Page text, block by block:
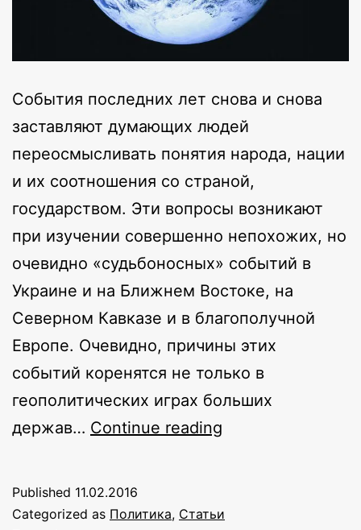
События последних лет снова и снова
заставляют думающих людей
переосмысливать понятия народа, нации
и их соотношения со страной,
государством. Эти вопросы возникают
при изучении совершенно непохожих, но
очевидно «судьбоносных» событий в
Украине и на Ближнем Востоке, на
Северном Кавказе и в благополучной
Европе. Очевидно, причины этих
событий коренятся не только в
геополитических играх больших
держав… Continue reading
проблемы
Published 11.02.2016
Categorized as Политика, Статьи